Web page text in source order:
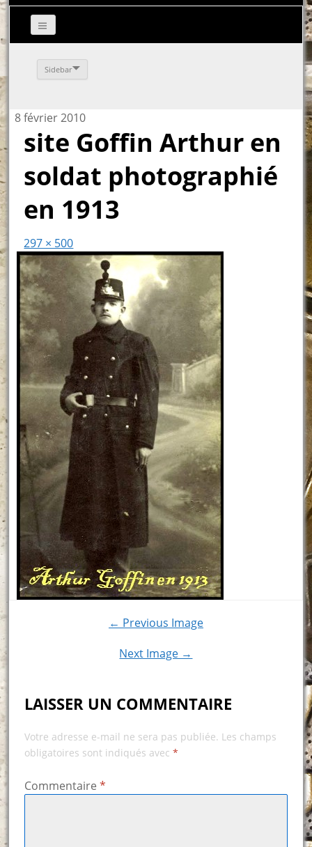
Sidebar
8 février 2010
site Goffin Arthur en
soldat photographié
en 1913
297 × 500
← Previous Image
Next Image →
LAISSER UN COMMENTAIRE
Votre adresse e-mail ne sera pas publiée. Les champs
obligatoires sont indiqués avec *
Commentaire *